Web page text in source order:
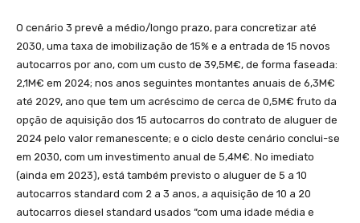
O cenário 3 prevê a médio/longo prazo, para concretizar até
2030, uma taxa de imobilização de 15% e a entrada de 15 novos
autocarros por ano, com um custo de 39,5M€, de forma faseada:
2,1M€ em 2024; nos anos seguintes montantes anuais de 6,3M€
até 2029, ano que tem um acréscimo de cerca de 0,5M€ fruto da
opção de aquisição dos 15 autocarros do contrato de aluguer de
2024 pelo valor remanescente; e o ciclo deste cenário conclui-se
em 2030, com um investimento anual de 5,4M€. No imediato
(ainda em 2023), está também previsto o aluguer de 5 a 10
autocarros standard com 2 a 3 anos, a aquisição de 10 a 20
autocarros diesel standard usados “com uma idade média e